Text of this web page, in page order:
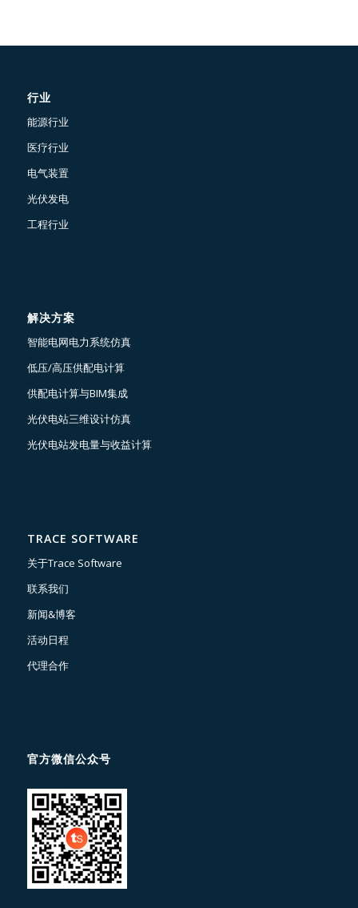
行业
能源行业
医疗行业
电气装置
光伏发电
工程行业
解决方案
智能电网电力系统仿真
低压/高压供配电计算
供配电计算与BIM集成
光伏电站三维设计仿真
光伏电站发电量与收益计算
TRACE SOFTWARE
关于Trace Software
联系我们
新闻&博客
活动日程
代理合作
官方微信公众号